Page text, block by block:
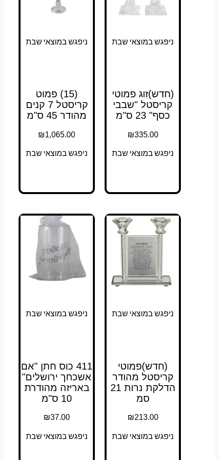
ניפגש במוצאי שבת
(חדש)זוג פמוטי
קריסטל "שבבי
כסף" 23 ס"מ
₪335.00
ניפגש במוצאי שבת
ניפגש במוצאי שבת
(15) פמוט
קריסטל 7 קנים
מהודר 45 ס"מ
₪1,065.00
ניפגש במוצאי שבת
ניפגש במוצאי שבת
(חדש)פמוטי
קריסטל מהודר
הדלקת נרות 21
סמ
₪213.00
ניפגש במוצאי שבת
ניפגש במוצאי שבת
411 כוס חתן "אם
אשכחך ירושלים"
באריזה מהודרת
10 ס"מ
₪37.00
ניפגש במוצאי שבת